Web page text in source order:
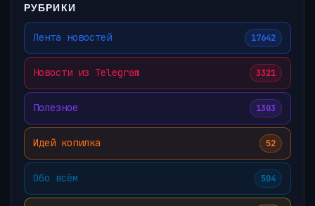
РУБРИКИ
Лента новостей 17642
Новости из Telegram 3321
Полезное 1303
Идей копилка 52
Обо всём 504